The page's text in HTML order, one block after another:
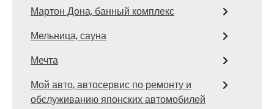
Мартон Дона, банный комплекс
Мельница, сауна
Мечта
Мой авто, автосервис по ремонту и
обслуживанию японских автомобилей